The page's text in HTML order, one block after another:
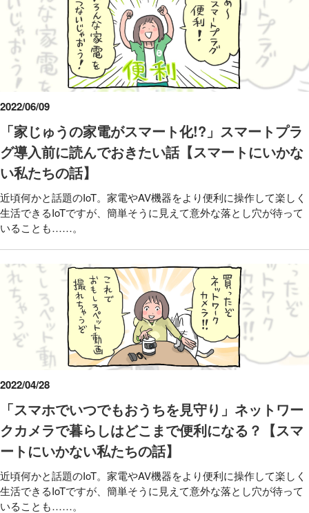
「家じゅうの家電がスマート化!?」スマートプラ
グ導入前に読んでおきたい話【スマートにいかな
い私たちの話】
2022/06/09
近頃何かと話題のIoT。家電やAV機器をより便利に操作して楽しく
生活できるIoTですが、簡単そうに見えて意外な落とし穴が待って
いることも……。
「スマホでいつでもおうちを見守り」ネットワー
クカメラで暮らしはどこまで便利になる？【スマ
ートにいかない私たちの話】
2022/04/28
近頃何かと話題のIoT。家電やAV機器をより便利に操作して楽しく
生活できるIoTですが、簡単そうに見えて意外な落とし穴が待って
いることも……。